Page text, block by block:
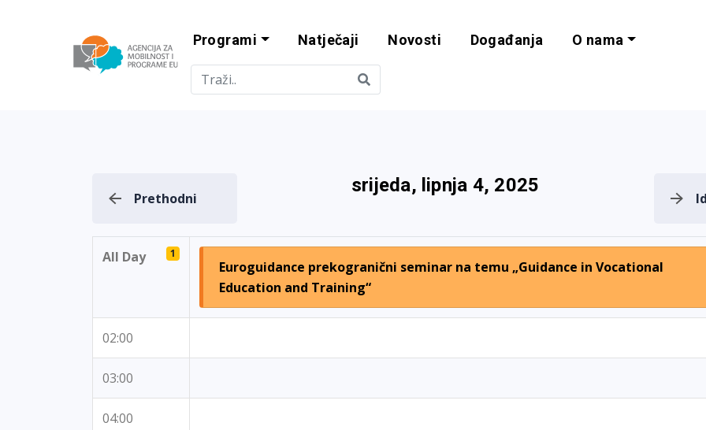
Agencija za mobilnost i
Programi Natječaji Novosti Događanja O nama
Prethodni
srijeda, lipnja 4, 2025
All Day 1
Euroguidance prekogranični seminar na temu „Guidance in Vocational
Education and Training“
02:00
03:00
04:00